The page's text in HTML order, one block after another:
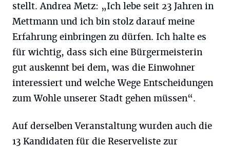
stellt. Andrea Metz: „Ich lebe seit 23 Jahren in
Mettmann und ich bin stolz darauf meine
Erfahrung einbringen zu dürfen. Ich halte es
für wichtig, dass sich eine Bürgermeisterin
gut auskennt bei dem, was die Einwohner
interessiert und welche Wege Entscheidungen
zum Wohle unserer Stadt gehen müssen“.
Auf derselben Veranstaltung wurden auch die
13 Kandidaten für die Reserveliste zur